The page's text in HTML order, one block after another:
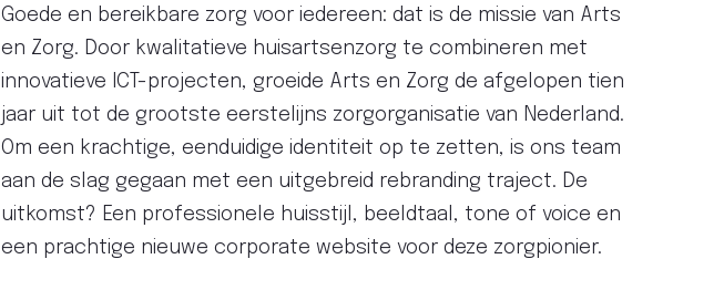
Goede en bereikbare zorg voor iedereen: dat is de missie van Arts
en Zorg. Door kwalitatieve huisartsenzorg te combineren met
innovatieve ICT-projecten, groeide Arts en Zorg de afgelopen tien
jaar uit tot de grootste eerstelijns zorgorganisatie van Nederland.
Om een krachtige, eenduidige identiteit op te zetten, is ons team
aan de slag gegaan met een uitgebreid rebranding traject. De
uitkomst? Een professionele huisstijl, beeldtaal, tone of voice en
een prachtige nieuwe corporate website voor deze zorgpionier.